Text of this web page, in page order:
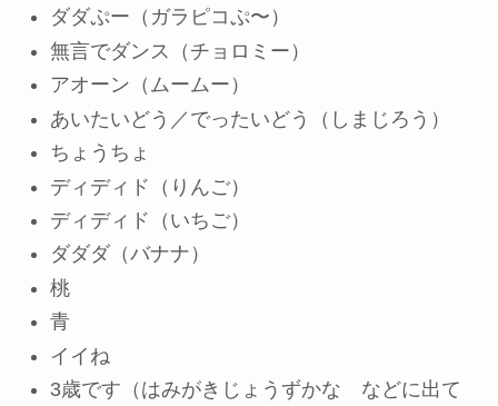
ダダぷー（ガラピコぷ〜）
無言でダンス（チョロミー）
アオーン（ムームー）
あいたいどう／でったいどう（しまじろう）
ちょうちょ
ディディド（りんご）
ディディド（いちご）
ダダダ（バナナ）
桃
青
イイね
3歳です（はみがきじょうずかな などに出て